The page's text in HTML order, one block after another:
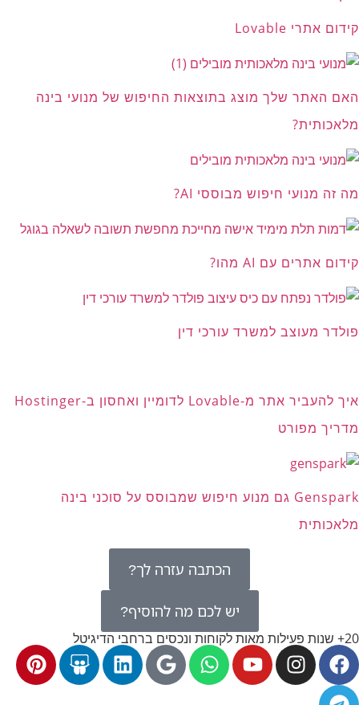
קידום אתרי Lovable
האם האתר שלך מוצג בתוצאות החיפוש של מנועי בינה
מלאכותית?
מה זה מנועי חיפוש מבוססי AI?
קידום אתרים עם AI מהו?
פולדר מעוצב למשרד עורכי דין
איך להעביר אתר מ-Lovable לדומיין ואחסון ב-Hostinger
מדריך מפורט
Genspark גם מנוע חיפוש שמבוסס על סוכני בינה
מלאכותית
הכתבה עזרה לך?
יש לכם מה להוסיף?
20+ שנות פעילות מאות לקוחות ונכסים ברחבי הדיגיטל